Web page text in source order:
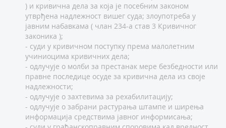
) и кривична дела за која је посебним законом
утврђена надлежност вишег суда; злоупотреба у
јавним набавкама ( члан 234-а став 3 Кривичног
законика );
- суди у кривичном поступку према малолетним
учиниоцима кривичних дела;
- одлучује о молби за престанак мере безбедности или
правне последице осуде за кривична дела из своје
надлежности;
- одлучује о захтевима за рехабилитацију;
- одлучује о забрани растурања штампе и ширења
информација средствима јавног информисања;